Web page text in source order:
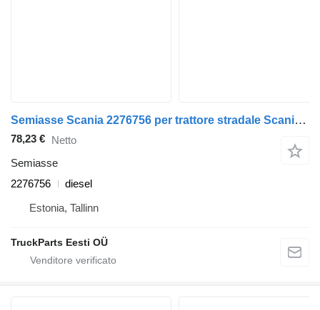
Semiasse Scania 2276756 per trattore stradale Scania L,P,G,R,S-series (2016-)
78,23 € Netto
Semiasse
2276756
diesel
Estonia, Tallinn
TruckParts Eesti OÜ